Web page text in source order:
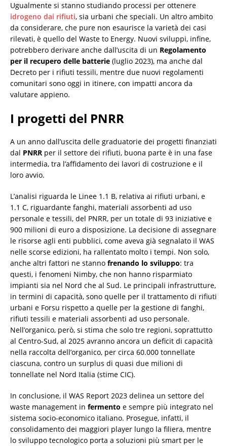
Ugualmente si stanno studiando processi per ottenere
idrogeno dai rifiuti, sia urbani che speciali. Un altro ambito
da considerare, che pure non esaurisce la varietà dei casi
rilevati, è quello del Waste to Energy. Nuovi sviluppi, infine,
potrebbero derivare anche dall’uscita di un Regolamento
per il recupero delle batterie (luglio 2023), ma anche dal
Decreto per i rifiuti tessili, mentre due nuovi regolamenti
comunitari sono oggi in itinere, con impatti ancora da
valutare appieno.
I progetti del PNRR
A un anno dall’uscita delle graduatorie dei progetti finanziati
dal PNRR per il settore dei rifiuti, buona parte è in una fase
intermedia, tra l’affidamento dei lavori di costruzione e il
loro avvio.
L’analisi riguarda le Linee 1.1 B, relativa ai rifiuti urbani, e
1.1 C, riguardante fanghi, materiali assorbenti ad uso
personale e tessili, del PNRR, per un totale di 93 iniziative e
900 milioni di euro a disposizione. La decisione di assegnare
le risorse agli enti pubblici, come aveva già segnalato il WAS
nelle scorse edizioni, ha rallentato molto i tempi. Non solo,
anche altri fattori ne stanno frenando lo sviluppo: tra
questi, i fenomeni Nimby, che non hanno risparmiato
impianti sia nel Nord che al Sud. Le principali infrastrutture,
in termini di capacità, sono quelle per il trattamento di rifiuti
urbani e Forsu rispetto a quelle per la gestione di fanghi,
rifiuti tessili e materiali assorbenti ad uso personale.
Nell’organico, però, si stima che solo tre regioni, soprattutto
al Centro-Sud, al 2025 avranno ancora un deficit di capacità
nella raccolta dell’organico, per circa 60.000 tonnellate
ciascuna, contro un surplus di quasi due milioni di
tonnellate nel Nord Italia (stime CIC).
In conclusione, il WAS Report 2023 delinea un settore del
waste management in fermento e sempre più integrato nel
sistema socio-economico italiano. Prosegue, infatti, il
consolidamento dei maggiori player lungo la filiera, mentre
lo sviluppo tecnologico porta a soluzioni più smart per le